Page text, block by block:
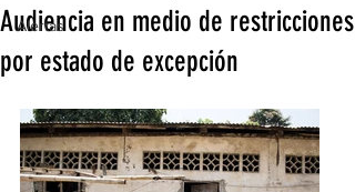
Alertas
Audiencia en medio de restricciones
por estado de excepción